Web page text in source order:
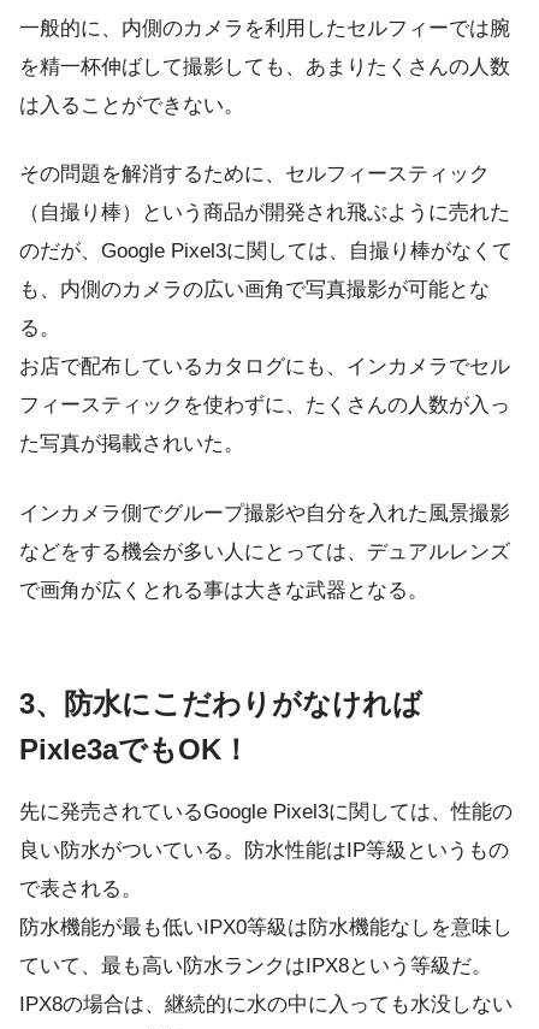
一般的に、内側のカメラを利用したセルフィーでは腕
を精一杯伸ばして撮影しても、あまりたくさんの人数
は入ることができない。
その問題を解消するために、セルフィースティック
（自撮り棒）という商品が開発され飛ぶように売れた
のだが、Google Pixel3に関しては、自撮り棒がなくて
も、内側のカメラの広い画角で写真撮影が可能とな
る。
お店で配布しているカタログにも、インカメラでセル
フィースティックを使わずに、たくさんの人数が入っ
た写真が掲載されいた。
インカメラ側でグループ撮影や自分を入れた風景撮影
などをする機会が多い人にとっては、デュアルレンズ
で画角が広くとれる事は大きな武器となる。
3、防水にこだわりがなければ
Pixle3aでもOK！
先に発売されているGoogle Pixel3に関しては、性能の
良い防水がついている。防水性能はIP等級というもの
で表される。
防水機能が最も低いIPX0等級は防水機能なしを意味し
ていて、最も高い防水ランクはIPX8という等級だ。
IPX8の場合は、継続的に水の中に入っても水没しない